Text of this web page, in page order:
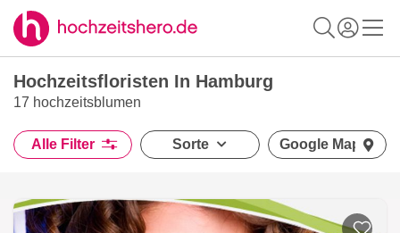
Hochzeitsfloristen In Hamburg
17 hochzeitsblumen
Alle Filter Sorte Google Maps